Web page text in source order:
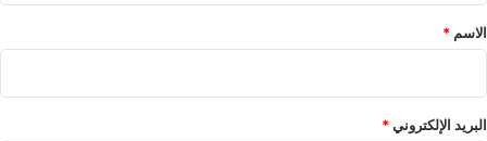
*
الاسم *
البريد الإلكتروني*